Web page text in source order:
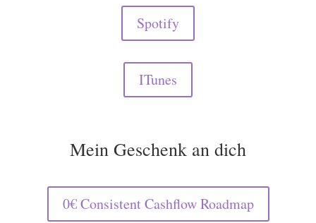
Spotify
ITunes
Mein Geschenk an dich
0€ Consistent Cashflow Roadmap